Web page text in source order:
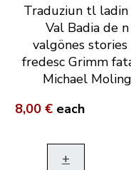
Traduziun tl
Val Badia de n
valgönes stories
fredesc Grimm
Michael Moling
8,00 € each
+